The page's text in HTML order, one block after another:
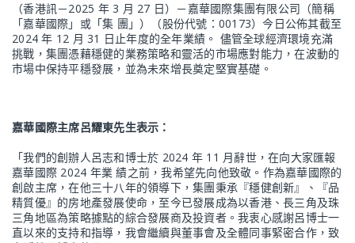
（香港訊－2025 年 3 月 27 日）－嘉華國際集團有限公司（簡稱
「嘉華國際」或「集 團」）（股份代號：00173）今日公佈其截至
2024 年 12 月 31 日止年度的全年業績。 儘管全球經濟環境充滿
挑戰，集團憑藉穩健的業務策略和靈活的市場應對能力，在波動的
市場中保持平穩發展，並為未來增長奠定堅實基礎。
嘉華國際主席呂耀東先生表示：
「我們的創辦人呂志和博士於 2024 年 11 月辭世，在向大家匯報
嘉華國際 2024 年業 績之前，我希望先向他致敬。作為嘉華國際的
創啟主席，在他三十八年的領導下，集團秉承『穩健創新』、『品
精質優』的房地產發展使命，至今已發展成為以香港、長三角及珠
三角地區為策略據點的綜合發展商及投資者。我衷心感謝呂博士一
直以來的支持和指導，我會繼續與董事會及全體同事緊密合作，致